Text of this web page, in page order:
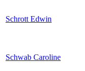
Schrott Edwin
Schwab Caroline